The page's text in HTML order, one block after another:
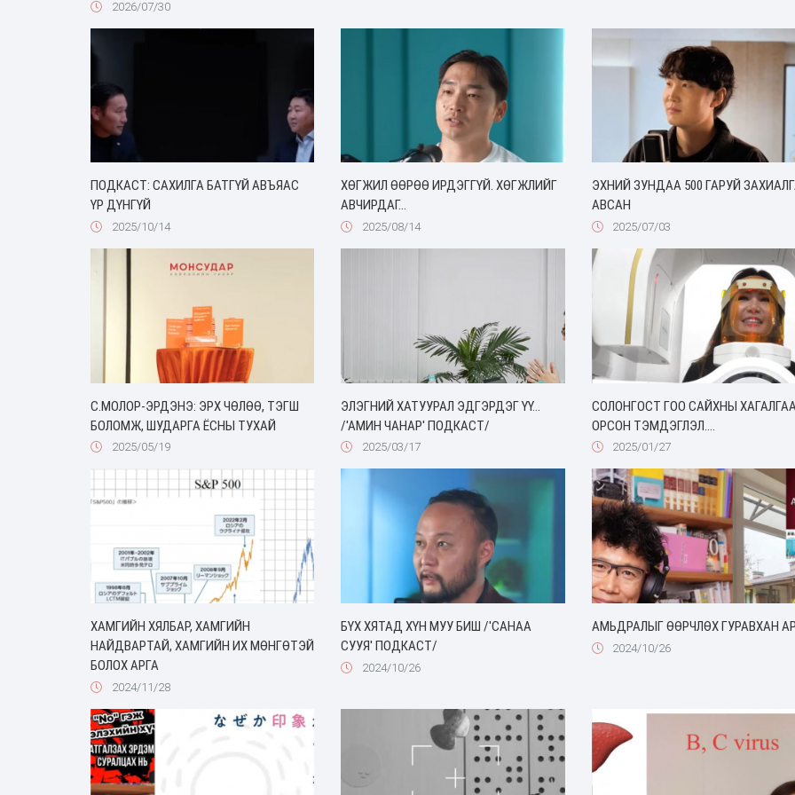
2026/07/30
ПОДКАСТ: САХИЛГА БАТГҮЙ АВЪЯАС
ҮР ДҮНГҮЙ
2025/10/14
ХӨГЖИЛ ӨӨРӨӨ ИРДЭГГҮЙ. ХӨГЖЛИЙГ
АВЧИРДАГ...
2025/08/14
ЭХНИЙ ЗУНДАА 500 ГАРУЙ
АВСАН
2025/07/03
C.МОЛОР-ЭРДЭНЭ: ЭРХ ЧӨЛӨӨ, ТЭГШ
БОЛОМЖ, ШУДАРГА ЁСНЫ ТУХАЙ
2025/05/19
ЭЛЭГНИЙ ХАТУУРАЛ ЭДГЭРДЭГ ҮҮ...
/'АМИН ЧАНАР' ПОДКАСТ/
2025/03/17
СОЛОНГОСТ ГОО САЙХНЫ
ОРСОН ТЭМДЭГЛЭЛ....
2025/01/27
ХАМГИЙН ХЯЛБАР, ХАМГИЙН
НАЙДВАРТАЙ, ХАМГИЙН ИХ МӨНГӨТЭЙ
‎‎БОЛОХ АРГА
2024/11/28
БҮХ ХЯТАД ХҮН МУУ БИШ /'САНАА
СУУЯ' ПОДКАСТ/
2024/10/26
АМЬДРАЛЫГ ӨӨРЧЛӨХ ГУРАВХАН
2024/10/26